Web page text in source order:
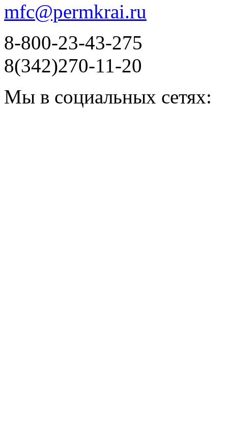
mfc@permkrai.ru
8-800-23-43-275
8(342)270-11-20
Мы в социальных сетях: